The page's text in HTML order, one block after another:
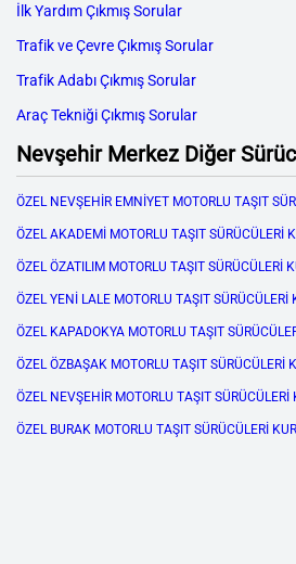
İlk Yardım Çıkmış Sorular
Trafik ve Çevre Çıkmış Sorular
Trafik Adabı Çıkmış Sorular
Araç Tekniği Çıkmış Sorular
Nevşehir Merkez Diğer
ÖZEL NEVŞEHİR EMNİYET MOTORLU TAŞIT
ÖZEL AKADEMİ MOTORLU TAŞIT SÜRÜCÜLERİ
ÖZEL ÖZATILIM MOTORLU TAŞIT SÜRÜCÜLERİ
ÖZEL YENİ LALE MOTORLU TAŞIT SÜRÜCÜLERİ
ÖZEL KAPADOKYA MOTORLU TAŞIT
ÖZEL ÖZBAŞAK MOTORLU TAŞIT SÜRÜCÜLERİ
ÖZEL NEVŞEHİR MOTORLU TAŞIT SÜRÜCÜLERİ
ÖZEL BURAK MOTORLU TAŞIT SÜRÜCÜLERİ